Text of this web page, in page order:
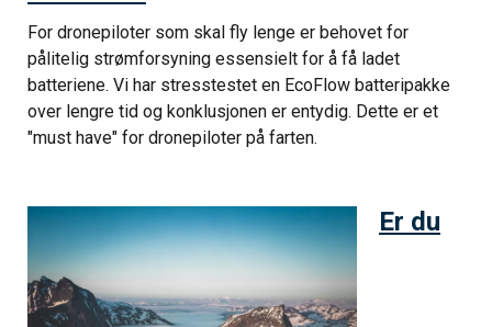
For dronepiloter som skal fly lenge er behovet for
pålitelig strømforsyning essensielt for å få ladet
batteriene. Vi har stresstestet en EcoFlow batteripakke
over lengre tid og konklusjonen er entydig. Dette er et
"must have" for dronepiloter på farten.
Er du